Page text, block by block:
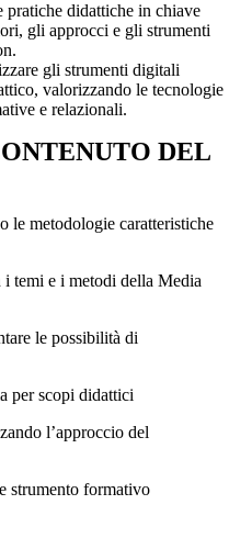
didattiche in chiave
gli approcci e gli strumenti
gli strumenti digitali
valorizzando le tecnologie
e relazionali.
DEL
le metodologie caratteristiche
temi e i metodi della Media
le possibilità di
per scopi didattici
l’approccio del
strumento formativo